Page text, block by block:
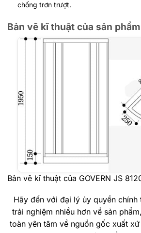
chống trơn trượt.
Bản vẽ kĩ thuật của sản phẩm
Bản vẽ kĩ thuật của GOVERN JS
Hãy đến với đại lý ủy quyền chính
trải nghiệm nhiều hơn về sản
toàn yên tâm về nguồn gốc xuất